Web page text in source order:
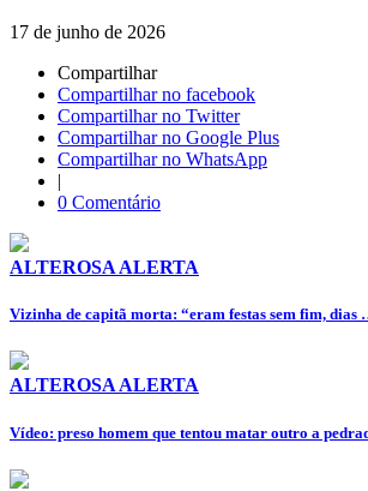
17 de junho de 2026
Compartilhar
Compartilhar no facebook
Compartilhar no Twitter
Compartilhar no Google Plus
Compartilhar no WhatsApp
|
0 Comentário
ALTEROSA ALERTA
Vizinha de capitã morta: “eram festas sem fim, dias
ALTEROSA ALERTA
Vídeo: preso homem que tentou matar outro a